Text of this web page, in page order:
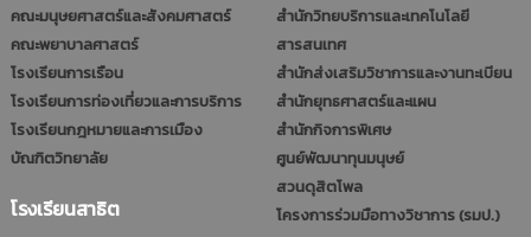
คณะมนุษยศาสตร์และสังคมศาสตร์
คณะพยาบาลศาสตร์
โรงเรียนการเรือน
โรงเรียนการท่องเที่ยวและการบริการ
โรงเรียนกฎหมายและการเมือง
บัณฑิตวิทยาลัย
โรงเรียนสาธิต
สำนักวิทยบริการและเทคโนโลยี
สารสนเทศ
สำนักส่งเสริมวิชาการและงานทะเบียน
สำนักยุทธศาสตร์และแผน
สำนักกิจการพิเศษ
ศูนย์พัฒนาทุนมนุษย์
สวนดุสิตโพล
โครงการร่วมมือทางวิชาการ (รมป.)